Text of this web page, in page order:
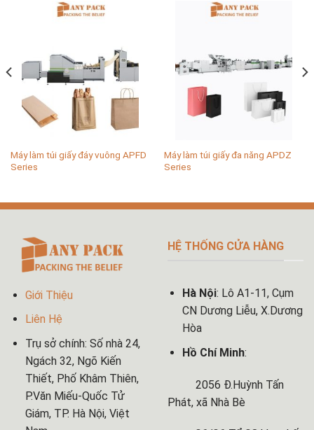
Máy làm túi giấy đáy vuông APFD
Series
Máy làm túi giấy đa năng APDZ
Series
Giới Thiệu
Liên Hệ
Trụ sở chính: Số nhà 24,
Ngách 32, Ngõ Kiến
Thiết, Phố Khâm Thiên,
P.Văn Miếu-Quốc Tử
Giám, TP. Hà Nội, Việt
HỆ THỐNG CỬA HÀNG
Hà Nội: Lô A1-11, Cụm
CN Dương Liễu, X.Dương
Hòa
Hồ Chí Minh:
2056 Đ.Huỳnh Tấn
Phát, xã Nhà Bè